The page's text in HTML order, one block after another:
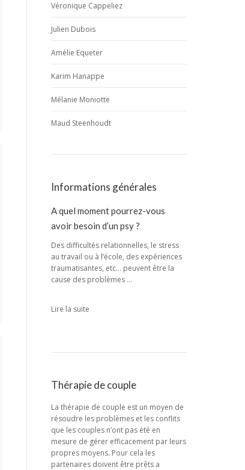
Véronique Cappeliez
Julien Dubois
Amélie Equeter
Karim Hanappe
Mélanie Moniotte
Maud Steenhoudt
Informations générales
A quel moment pourrez-vous
avoir besoin d’un psy ?
Des difficultés relationnelles, le stress
au travail ou à l’école, des expériences
traumatisantes, etc… peuvent être la
cause des problèmes …
Lire la suite
Thérapie de couple
La thérapie de couple est un moyen de
résoudre les problèmes et les conflits
que les couples n’ont pas été en
mesure de gérer efficacement par leurs
propres moyens. Pour cela les
partenaires doivent être prêts a